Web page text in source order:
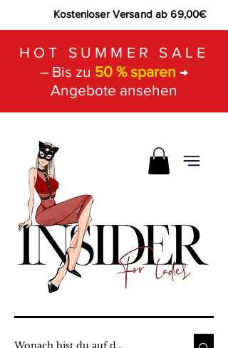
Kostenloser Versand ab 69,00€
HOT SUMMER SALE
– Bis zu 50 % sparen →
Angebote ansehen